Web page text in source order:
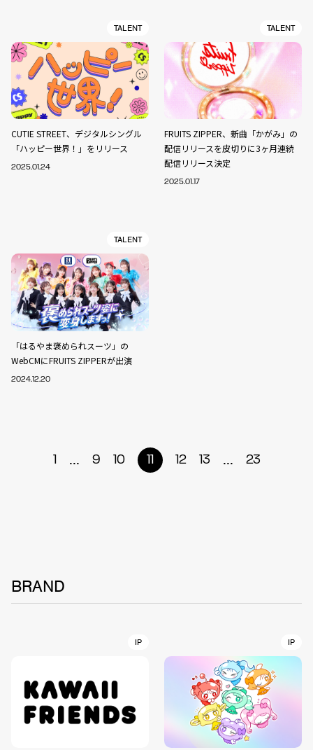
TALENT
CUTIE STREET、デジタルシングル
「ハッピー世界！」をリリース
2025.01.24
TALENT
FRUITS ZIPPER、新曲「かがみ」の
配信リリースを皮切りに3ヶ月連続
配信リリース決定
2025.01.17
TALENT
「はるやま褒められスーツ」の
WebCMにFRUITS ZIPPERが出演
2024.12.20
1 ... 9 10 11 12 13 ... 23
BRAND
IP IP